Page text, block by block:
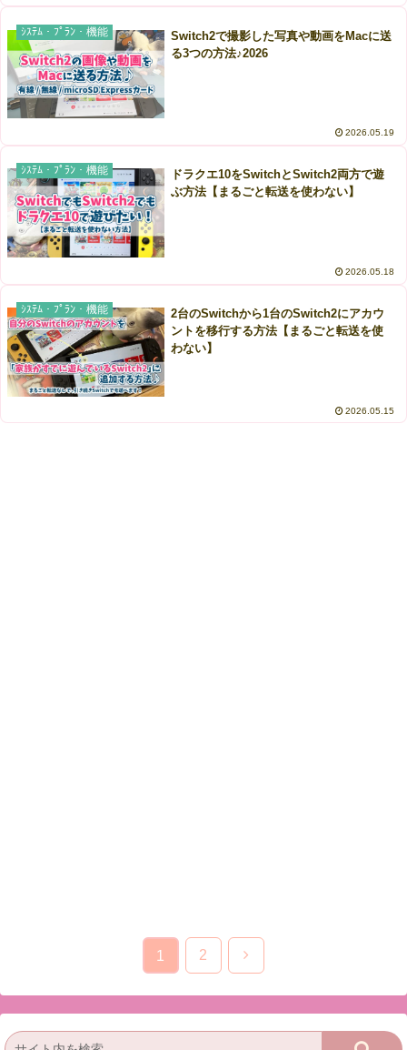
ｼｽﾃﾑ・ﾌﾟﾗﾝ・機能
Switch2で撮影した写真や動画をMacに送
る3つの方法♪2026
2026.05.19
ｼｽﾃﾑ・ﾌﾟﾗﾝ・機能
ドラクエ10をSwitchとSwitch2両方で遊
ぶ方法【まるごと転送を使わない】
2026.05.18
ｼｽﾃﾑ・ﾌﾟﾗﾝ・機能
2台のSwitchから1台のSwitch2にアカウ
ントを移行する方法【まるごと転送を使
わない】
2026.05.15
1 2 次